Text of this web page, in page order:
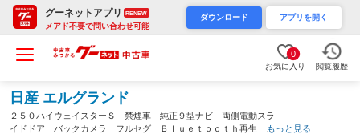
グーネットアプリ RENEW
メアド不要で問い合わせ可能
ダウンロード アプリを開く
0
お気に入り 閲覧履歴
日産 エルグランド
２５０ハイウェイスターＳ 禁煙車 純正９型ナビ 両側電動スラ
イドドア バックカメラ フルセグ Ｂｌｕｅｔｏｏｔｈ再生 クもっと見る